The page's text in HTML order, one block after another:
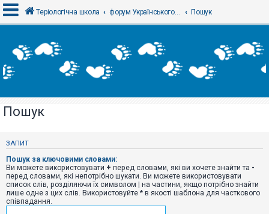
х
і
Р
с
р
а
ц
і
я
Теріологічна школа форум Українського теріологічного товариства Пошук
Пошук
ЗАПИТ
Пошук за ключовими словами:
Ви можете використовувати + перед словами, які ви хочете знайти та -
перед словами, які непотрібно шукати. Ви можете використовувати
список слів, розділяючи їх символом | на частини, якщо потрібно знайти
лише одне з цих слів. Використовуйте * в якості шаблона для часткового
співпадання.